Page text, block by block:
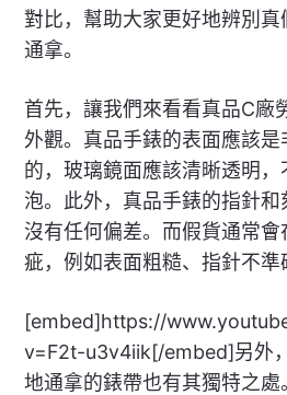
對比，幫助大家更好地辨別
通拿。
首先，讓我們來看看真品C廠
外觀。真品手錶的表面應該
的，玻璃鏡面應該清晰透明
泡。此外，真品手錶的指針和
沒有任何偏差。而假貨通常
疵，例如表面粗糙、指針不準
[embed]https://
v=F2t-u3v4iik[/embed]另外
地通拿的錶帶也有其獨特之